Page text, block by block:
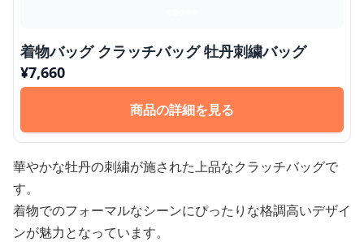
着物バッグ クラッチバッグ 牡丹刺繍バッグ
¥7,660
商品の詳細を見る
華やかな牡丹の刺繍が施された上品なクラッチバッグで
す。
着物でのフォーマルなシーンにぴったりな格調高いデザイ
ンが魅力となっています。